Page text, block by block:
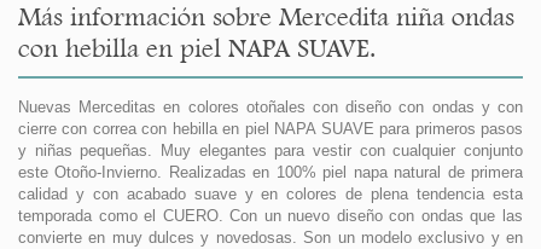
Más información sobre Mercedita niña ondas
con hebilla en piel NAPA SUAVE.
Nuevas Merceditas en colores otoñales con diseño con ondas y con
cierre con correa con hebilla en piel NAPA SUAVE para primeros pasos
y niñas pequeñas. Muy elegantes para vestir con cualquier conjunto
este Otoño-Invierno. Realizadas en 100% piel napa natural de primera
calidad y con acabado suave y en colores de plena tendencia esta
temporada como el CUERO. Con un nuevo diseño con ondas que las
convierte en muy dulces y novedosas. Son un modelo exclusivo y en